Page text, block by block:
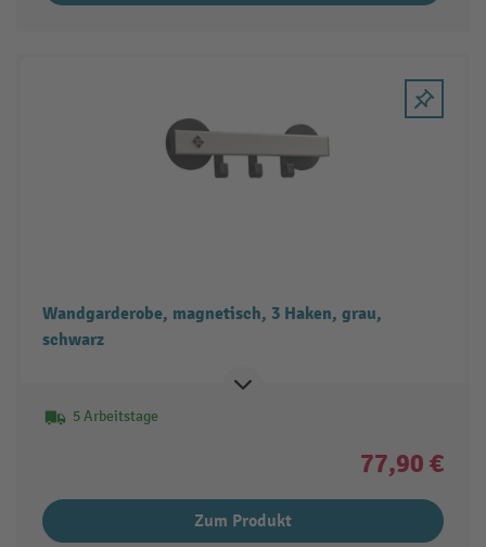
Wandgarderobe, magnetisch, 3 Haken, grau,
schwarz
5 Arbeitstage
77,90 €
Zum Produkt